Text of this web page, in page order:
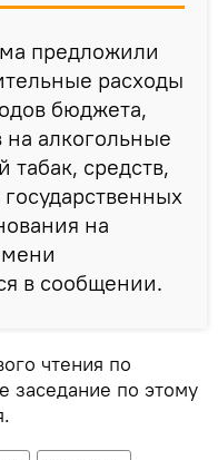
предложили
расходы
бюджета,
на алкогольные
средств,
на
в сообщении.
чтения по
заседание по этому